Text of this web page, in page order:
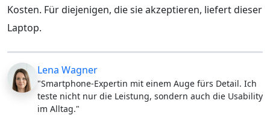
Kosten. Für diejenigen, die sie akzeptieren, liefert dieser
Laptop.
Lena Wagner
"Smartphone-Expertin mit einem Auge fürs Detail. Ich
teste nicht nur die Leistung, sondern auch die Usability
im Alltag."